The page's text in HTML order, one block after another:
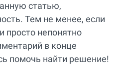
статью,
Тем не менее, если
просто непонятно
в конце
помочь найти решение!